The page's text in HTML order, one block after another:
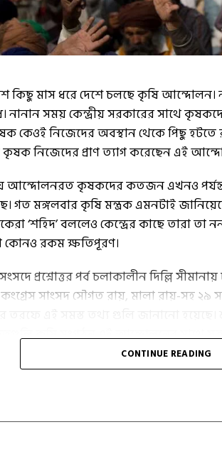
কিছু মাস ধরে দেশে চলছে কৃষি
নানান সময় কেন্দ্রীয় সরকারের সাথে
কেওই নিজেদের অবস্থান থেকে পিছু
নিজেদের প্রাণ ত্যাগ করেছেন এই
আন্দোলনরত কৃষকদের কতজন এখনও
গত মঙ্গলবার কৃষি মন্ত্রক এমনটাই
‘শহিদ’ বললেও কেন্দ্রের কাছে তারা
কোনও রকম ক্ষতিপূরণ।
প্রশ্নোত্তর পর্ব চলাকালীন দিল্লি
সাংসদ সৌগত রায়, মালা রায়-সহ ২৯
কৃষি সংগঠন এই আন্দোলনের সাথে যুক্ত
CONTINUE READING